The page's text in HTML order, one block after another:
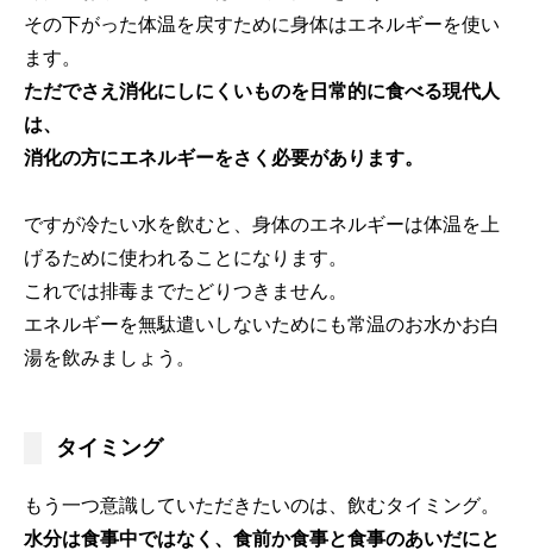
その下がった体温を戻すために身体はエネルギーを使い
ます。
ただでさえ消化にしにくいものを日常的に食べる現代人
は、
消化の方にエネルギーをさく必要があります。
ですが冷たい水を飲むと、身体のエネルギーは体温を上
げるために使われることになります。
これでは排毒までたどりつきません。
エネルギーを無駄遣いしないためにも常温のお水かお白
湯を飲みましょう。
タイミング
もう一つ意識していただきたいのは、飲むタイミング。
水分は食事中ではなく、食前か食事と食事のあいだにと